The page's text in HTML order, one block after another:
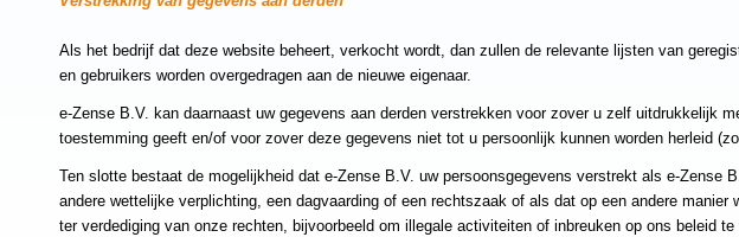
Als het bedrijf dat deze website beheert, verkocht wordt, dan zullen de relevante lijsten van
en gebruikers worden overgedragen aan de nieuwe eigenaar.
e-Zense B.V. kan daarnaast uw gegevens aan derden verstrekken voor zover u zelf uitdrukkelijk
toestemming geeft en/of voor zover deze gegevens niet tot u persoonlijk kunnen worden herleid
Ten slotte bestaat de mogelijkheid dat e-Zense B.V. uw persoonsgegevens verstrekt als e-Zense
andere wettelijke verplichting, een dagvaarding of een rechtszaak of als dat op een andere
ter verdediging van onze rechten, bijvoorbeeld om illegale activiteiten of inbreuken op ons beleid te